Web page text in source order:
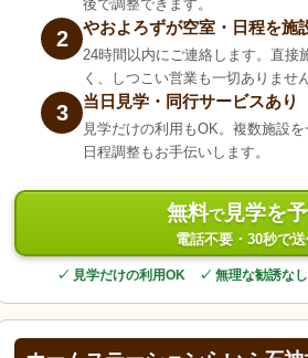
後で調整できます。
2 やおよろずが空室・日程を施
24時間以内にご連絡します。直接
く、しつこい営業も一切ありません
3 当日見学・同行サービスあり
見学だけの利用もOK。複数施設
日程調整もお手伝いします。
無料で見学を
電話不要・30秒で
✓ 見学だけの利用OK ✓ 無理な勧誘な